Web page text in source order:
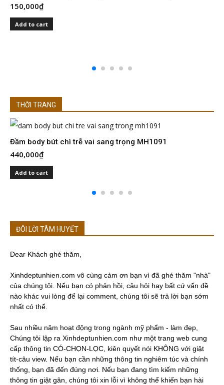
150,000₫
Add to cart
THỜI TRANG
Đầm body bút chì trễ vai sang trọng MH1091
440,000₫
Add to cart
ĐÔI LỜI TÂM HUYẾT
Dear Khách ghé thăm,
Xinhdeptunhien.com vô cùng cảm ơn bạn vì đã ghé thăm "nhà"
của chúng tôi. Nếu bạn có phản hồi, câu hỏi hay bất cứ vấn đề
nào khác vui lòng để lại comment, chúng tôi sẽ trả lời bạn sớm
nhất có thể.
Sau nhiều năm hoạt động trong ngành mỹ phẩm - làm đẹp,
Chúng tôi lập ra Xinhdeptunhien.com như một trang web cung
cấp thông tin CÓ-CHỌN-LỌC, kiên quyết nói KHÔNG với giật
tít-câu view. Nếu bạn cần những thông tin nghiêm túc và chính
thống, bạn đã đến đúng nơi. Nếu bạn đang tìm kiếm những
thông tin giật gân, chúng tôi xin lỗi vì không thể khiến bạn hài